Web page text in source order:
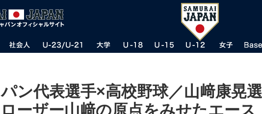
ン代表選手×高校野球／山﨑康晃選
ーザー山﨑の原点をみせたエース